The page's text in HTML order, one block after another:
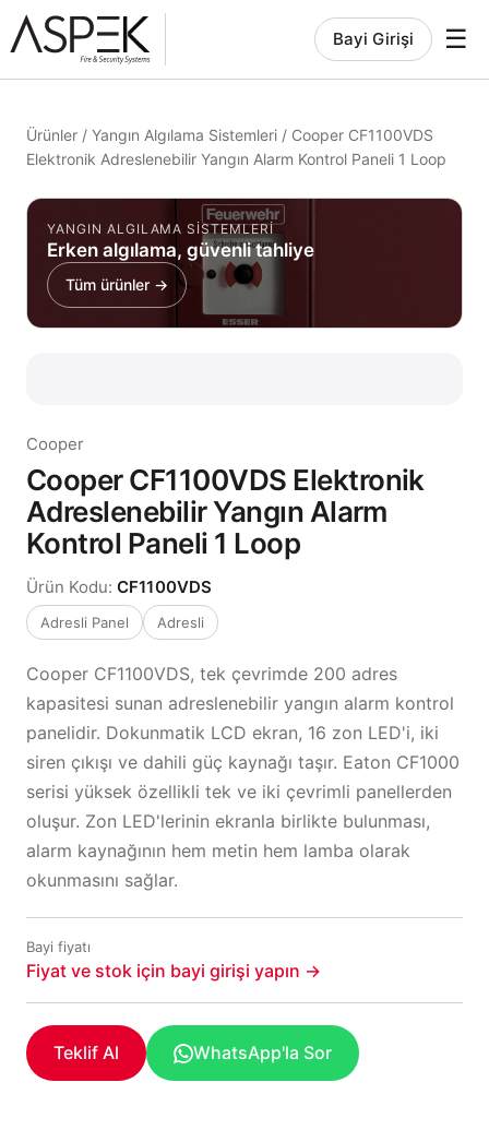
Bayi Girişi ☰
Ürünler / Yangın Algılama Sistemleri / Cooper CF1100VDS
Elektronik Adreslenebilir Yangın Alarm Kontrol Paneli 1 Loop
YANGIN ALGILAMA SISTEMLERI
Erken algılama, güvenli tahliye
Tüm ürünler →
Cooper
Cooper CF1100VDS Elektronik
Adreslenebilir Yangın Alarm
Kontrol Paneli 1 Loop
Ürün Kodu: CF1100VDS
Adresli Panel Adresli
Cooper CF1100VDS, tek çevrimde 200 adres
kapasitesi sunan adreslenebilir yangın alarm kontrol
panelidir. Dokunmatik LCD ekran, 16 zon LED'i, iki
siren çıkışı ve dahili güç kaynağı taşır. Eaton CF1000
serisi yüksek özellikli tek ve iki çevrimli panellerden
oluşur. Zon LED'lerinin ekranla birlikte bulunması,
alarm kaynağının hem metin hem lamba olarak
okunmasını sağlar.
Bayi fiyatı
Fiyat ve stok için bayi girişi yapın →
Teklif Al WhatsApp'la Sor